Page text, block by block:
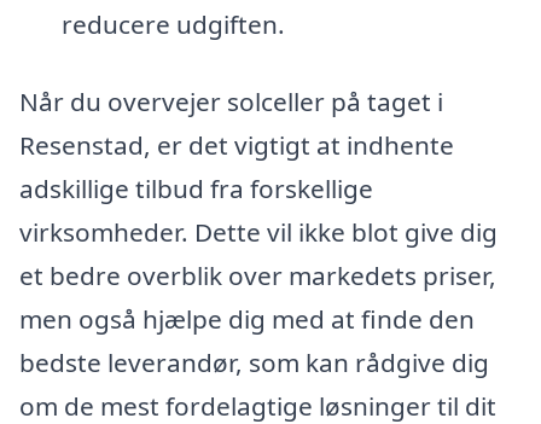
reducere udgiften.
Når du overvejer solceller på taget i
Resenstad, er det vigtigt at indhente
adskillige tilbud fra forskellige
virksomheder. Dette vil ikke blot give dig
et bedre overblik over markedets priser,
men også hjælpe dig med at finde den
bedste leverandør, som kan rådgive dig
om de mest fordelagtige løsninger til dit